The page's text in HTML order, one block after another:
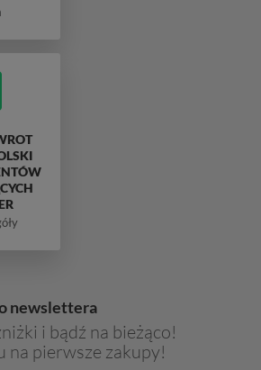
newslettera
i bądź na bieżąco!
na pierwsze zakupy!